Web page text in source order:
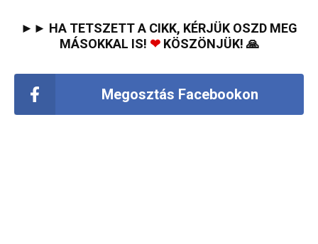
►► HA TETSZETT A CIKK, KÉRJÜK OSZD MEG
MÁSOKKAL IS! ❤KÖSZÖNJÜK! 🙏
Megosztás Facebookon